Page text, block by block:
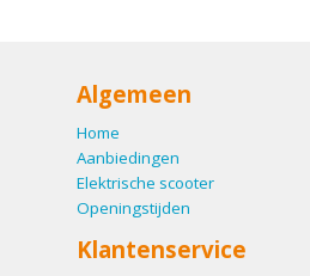
Algemeen
Home
Aanbiedingen
Elektrische scooter
Openingstijden
Klantenservice